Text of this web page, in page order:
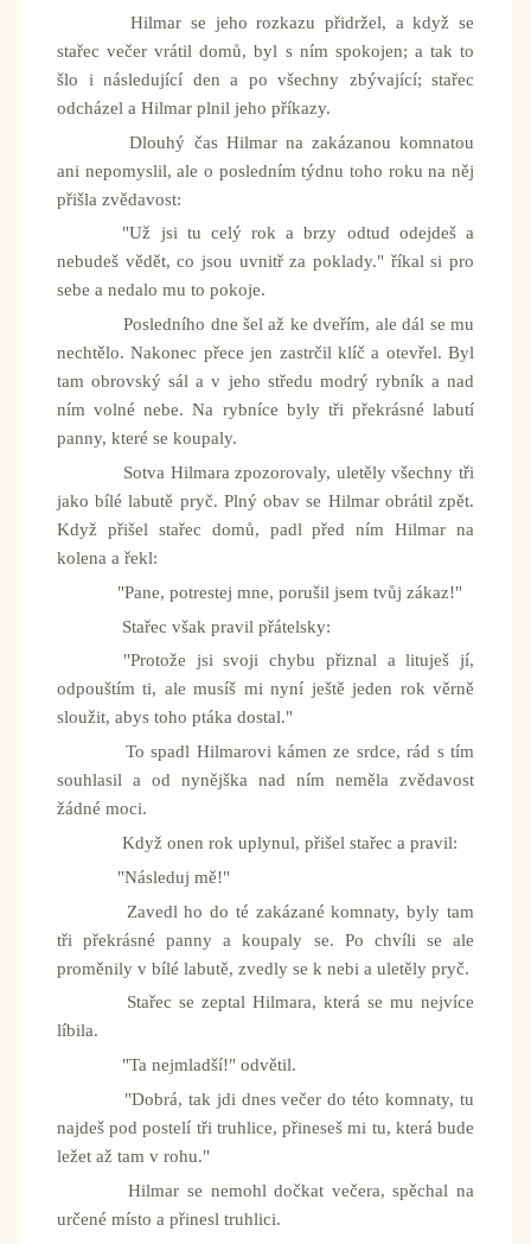
Hilmar se jeho rozkazu přidržel, a když se
stařec večer vrátil domů, byl s ním spokojen; a tak to
šlo i následující den a po všechny zbývající; stařec
odcházel a Hilmar plnil jeho příkazy.
Dlouhý čas Hilmar na zakázanou komnatou
ani nepomyslil, ale o posledním týdnu toho roku na něj
přišla zvědavost:
"Už jsi tu celý rok a brzy odtud odejdeš a
nebudeš vědět, co jsou uvnitř za poklady." říkal si pro
sebe a nedalo mu to pokoje.
Posledního dne šel až ke dveřím, ale dál se mu
nechtělo. Nakonec přece jen zastrčil klíč a otevřel. Byl
tam obrovský sál a v jeho středu modrý rybník a nad
ním volné nebe. Na rybníce byly tři překrásné labutí
panny, které se koupaly.
Sotva Hilmara zpozorovaly, uletěly všechny tři
jako bílé labutě pryč. Plný obav se Hilmar obrátil zpět.
Když přišel stařec domů, padl před ním Hilmar na
kolena a řekl:
"Pane, potrestej mne, porušil jsem tvůj zákaz!"
Stařec však pravil přátelsky:
"Protože jsi svoji chybu přiznal a lituješ jí,
odpouštím ti, ale musíš mi nyní ještě jeden rok věrně
sloužit, abys toho ptáka dostal."
To spadl Hilmarovi kámen ze srdce, rád s tím
souhlasil a od nynějška nad ním neměla zvědavost
žádné moci.
Když onen rok uplynul, přišel stařec a pravil:
"Následuj mě!"
Zavedl ho do té zakázané komnaty, byly tam
tři překrásné panny a koupaly se. Po chvíli se ale
proměnily v bílé labutě, zvedly se k nebi a uletěly pryč.
Stařec se zeptal Hilmara, která se mu nejvíce
líbila.
"Ta nejmladší!" odvětil.
"Dobrá, tak jdi dnes večer do této komnaty, tu
najdeš pod postelí tři truhlice, přineseš mi tu, která bude
ležet až tam v rohu."
Hilmar se nemohl dočkat večera, spěchal na
určené místo a přinesl truhlici.